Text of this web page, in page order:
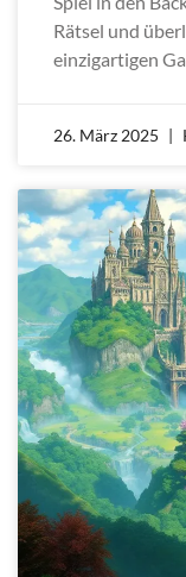
Rätsel und
einzigartigen
26. März 2025